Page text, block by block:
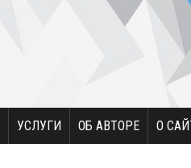
УСЛУГИ ОБ АВТОРЕ О